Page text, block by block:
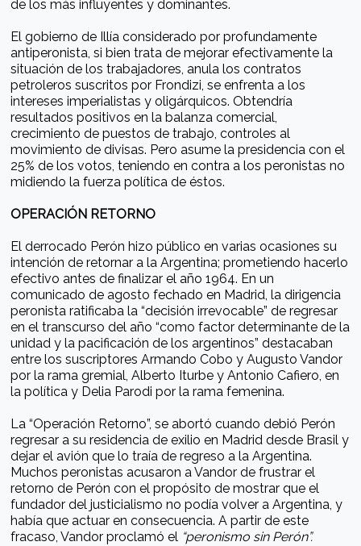
de los más influyentes y dominantes.
El gobierno de Illía considerado por profundamente
antiperonista, si bien trata de mejorar efectivamente la
situación de los trabajadores, anula los contratos
petroleros suscritos por Frondizi, se enfrenta a los
intereses imperialistas y oligárquicos. Obtendría
resultados positivos en la balanza comercial,
crecimiento de puestos de trabajo, controles al
movimiento de divisas. Pero asume la presidencia con el
25% de los votos, teniendo en contra a los peronistas no
midiendo la fuerza política de éstos.
OPERACIÓN RETORNO
El derrocado Perón hizo público en varias ocasiones su
intención de retornar a la Argentina; prometiendo hacerlo
efectivo antes de finalizar el año 1964. En un
comunicado de agosto fechado en Madrid, la dirigencia
peronista ratificaba la “decisión irrevocable” de regresar
en el transcurso del año “como factor determinante de la
unidad y la pacificación de los argentinos” destacaban
entre los suscriptores Armando Cobo y Augusto Vandor
por la rama gremial, Alberto Iturbe y Antonio Cafiero, en
la política y Delia Parodi por la rama femenina.
La “Operación Retorno”, se abortó cuando debió Perón
regresar a su residencia de exilio en Madrid desde Brasil y
dejar el avión que lo traía de regreso a la Argentina.
Muchos peronistas acusaron a Vandor de frustrar el
retorno de Perón con el propósito de mostrar que el
fundador del justicialismo no podía volver a Argentina, y
había que actuar en consecuencia. A partir de este
fracaso, Vandor proclamó el “peronismo sin Perón”.